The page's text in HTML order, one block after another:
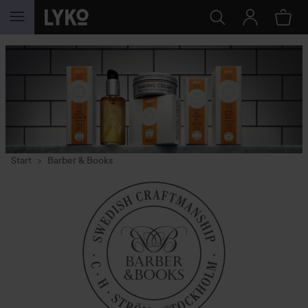
GÅ TIL INNHOLD
Start Barber & Books
Barber
Books